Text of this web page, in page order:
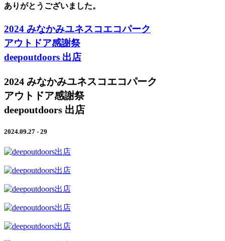
ありがとうございました。
2024 みなかみユネスコエコパーク
アウトドア感謝祭
deepoutdoors 出店
2024 みなかみユネスコエコパーク
アウトドア感謝祭
deepoutdoors 出店
2024.09.27 - 29